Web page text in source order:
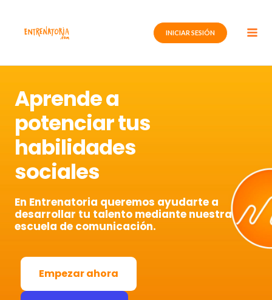
contenido
INICIAR SESIÓN
Aprende a
potenciar tus
habilidades
sociales
En Entrenatoria queremos ayudarte a
desarrollar tu talento mediante nuestra
escuela de comunicación.
Empezar ahora